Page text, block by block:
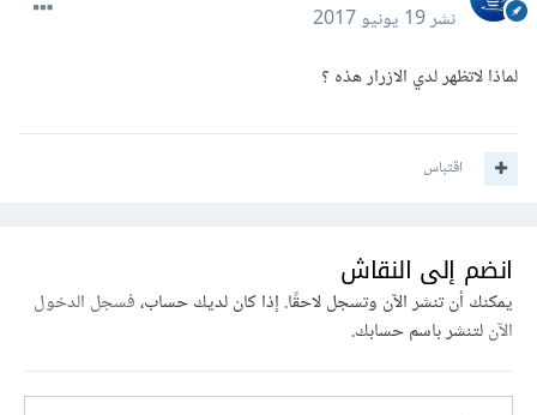
نشر19 يونيو 2017
لماذا لاتظهر لدي الازرار هذه ؟
اقتباس
انضم إلى النقاش
يمكنك أن تنشر الآن وتسجل لاحقًا. إذا كان لديك حساب،فسجل الدخول
الآنلتنشر باسم حسابك.